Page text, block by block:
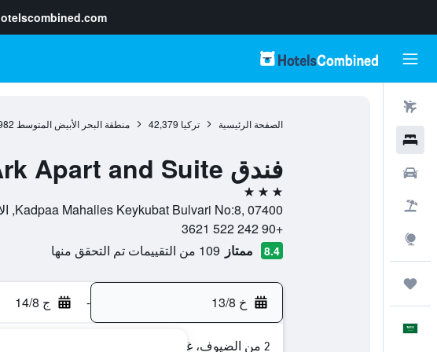
الصفحة الرئيسية تركيا 42,379 منطقة البحر الأبيض المتوسط
فندق Ark Apart and Suite
3 نجوم
Kadpaa Mahalles Keykubat Bulvari No:8, 07400, الانيا, محافظة أنطاليا, تركيا
+90 242 522 3621
8.4 ممتاز 109 من التقييمات تم التحقق منها
خ 13/8 - ج 14/8
2 من الضيوف، غرفة واحدة